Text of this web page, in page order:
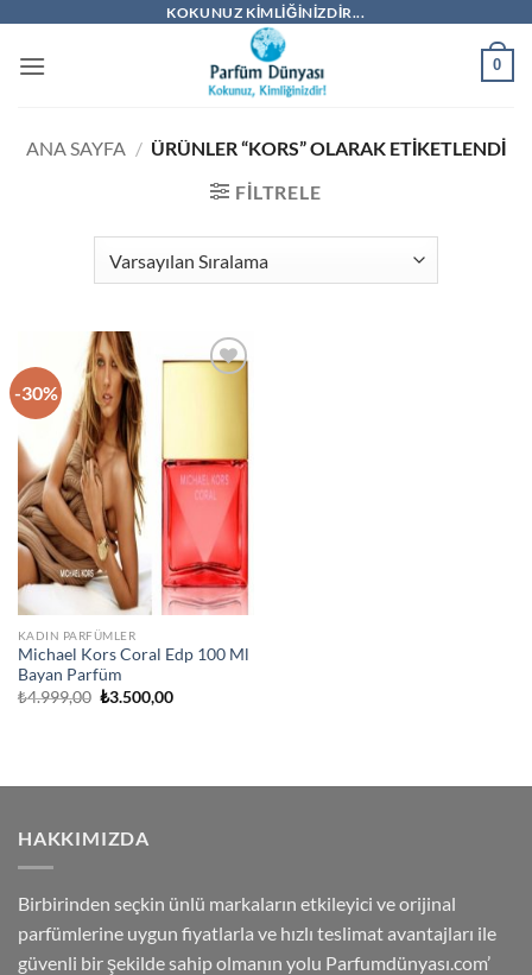
KOKUNUZ KIMLIĞINIZDIR...
0
ANA SAYFA / ÜRÜNLER “KORS” OLARAK ETIKETLENDI
FILTRELE
-30%
KADIN PARFÜMLER
Michael Kors Coral Edp 100 Ml
Bayan Parfüm
₺4.999,00 Orijinal
₺3.500,00Şu
HAKKIMIZDA
Birbirinden seçkin ünlü markaların etkileyici ve orijinal
parfümlerine uygun fiyatlarla ve hızlı teslimat avantajları ile
güvenli bir şekilde sahip olmanın yolu Parfumdünyası.com’